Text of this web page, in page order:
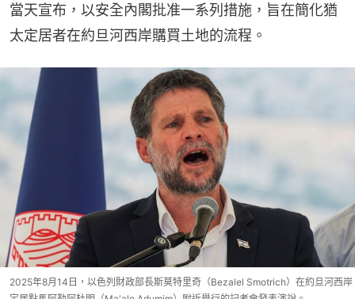
當天宣布，以安全內閣批准一系列措施，旨在簡化猶
太定居者在約旦河西岸購買土地的流程。
2025年8月14日，以色列財政部長斯莫特里奇（Bezalel Smotrich）在約旦河西岸